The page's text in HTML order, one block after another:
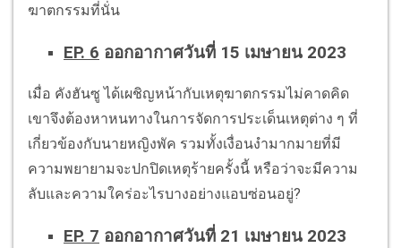
ฆาตกรรมที่นั่น
EP. 6 ออกอากาศวันที่ 15 เมษายน 2023
เมื่อ คังฮันซู ได้เผชิญหน้ากับเหตุฆาตกรรมไม่คาดคิด
เขาจึงต้องหาหนทางในการจัดการประเด็นเหตุต่าง ๆ ที่
เกี่ยวข้องกับนายหญิงพัค รวมทั้งเงื่อนงำมากมายที่มี
ความพยายามจะปกปิดเหตุร้ายครั้งนี้ หรือว่าจะมีความ
ลับและความใคร่อะไรบางอย่างแอบซ่อนอยู่?
EP. 7 ออกอากาศวันที่ 21 เมษายน 2023